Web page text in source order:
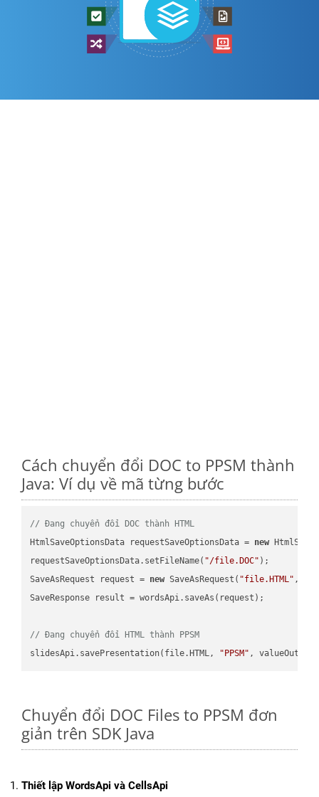
Cách chuyển đổi DOC to PPSM thành
Java: Ví dụ về mã từng bước
// Đang chuyển đổi DOC thành HTML
HtmlSaveOptionsData requestSaveOptionsData = new
requestSaveOptionsData.setFileName( "/file.DOC" );
SaveAsRequest request = new SaveAsRequest( "file.HTML"
SaveResponse result = wordsApi.saveAs(request);
// Đang chuyển đổi HTML thành PPSM
slidesApi.savePresentation(file.HTML,
"PPSM"
Chuyển đổi DOC Files to PPSM đơn
giản trên SDK Java
Thiết lập WordsApi và CellsApi